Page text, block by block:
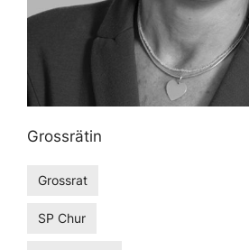
Grossrätin
Grossrat
SP Chur